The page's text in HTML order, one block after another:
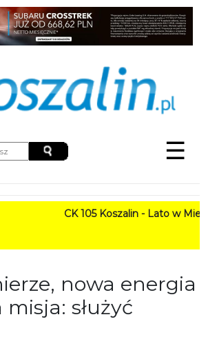
☰
- Lato w Mieście HARMONOGRAM
nowa energia
służyć